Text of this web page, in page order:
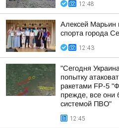
12:48
Алексей Марьин
спорта города
12:43
"Сегодня
попытку
ракетами FP-5
прежде, все они
системой ПВО"
12:45